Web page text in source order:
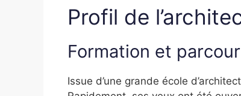
Profil de
Formation et
Issue d’une grande école